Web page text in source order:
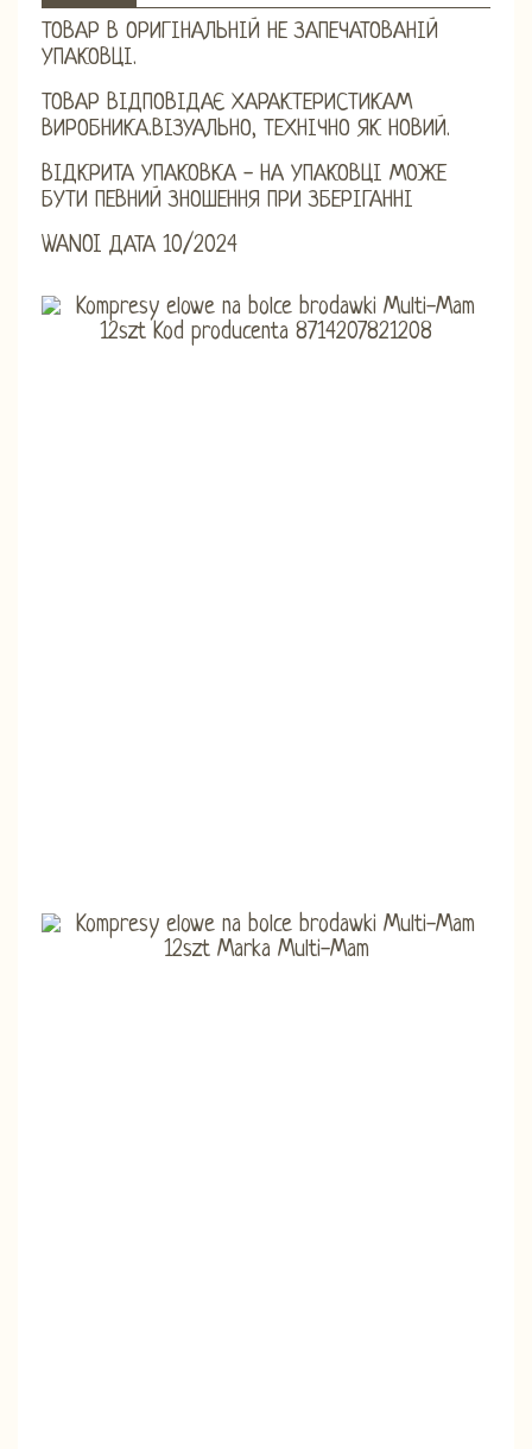
ТОВАР В ОРИГІНАЛЬНІЙ НЕ ЗАПЕЧАТОВАНІЙ
УПАКОВЦІ.
ТОВАР ВІДПОВІДАЄ ХАРАКТЕРИСТИКАМ
ВИРОБНИКА.ВІЗУАЛЬНО, ТЕХНІЧНО ЯК НОВИЙ.
ВІДКРИТА УПАКОВКА - НА УПАКОВЦІ МОЖЕ
БУТИ ПЕВНИЙ ЗНОШЕННЯ ПРИ ЗБЕРІГАННІ
WANOI ДАТА 10/2024